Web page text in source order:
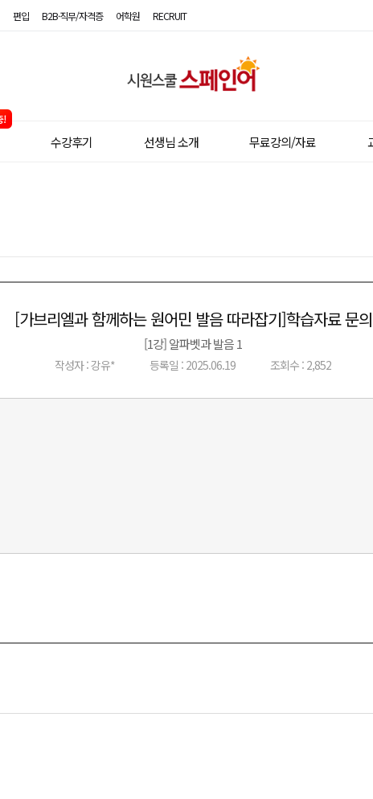
편입 B2B·직무/자격증 어학원 RECRUIT
어
수강후기 선생님 소개 무료강의/자료
[가브리엘과 함께하는 원어민 발음 따라잡기]학습자료 문의
[1강] 알파벳과 발음 1
작성자 : 강유* 등록일 : 2025.06.19 조회수 : 2,852
이전글 다음글